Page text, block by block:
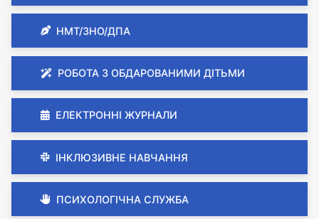
НМТ/ЗНО/ДПА
РОБОТА З ОБДАРОВАНИМИ ДІТЬМИ
ЕЛЕКТРОННІ ЖУРНАЛИ
ІНКЛЮЗИВНЕ НАВЧАННЯ
ПСИХОЛОГІЧНА СЛУЖБА